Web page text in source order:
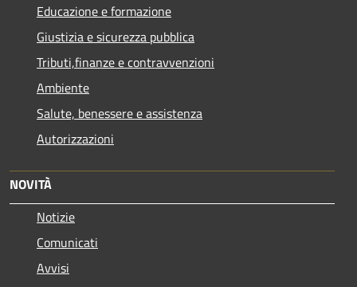
Educazione e formazione
Giustizia e sicurezza pubblica
Tributi,finanze e contravvenzioni
Ambiente
Salute, benessere e assistenza
Autorizzazioni
NOVITÀ
Notizie
Comunicati
Avvisi